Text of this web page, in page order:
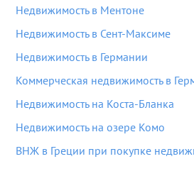
Недвижимость в Ментоне
Недвижимость в Сент-Максиме
Недвижимость в Германии
Коммерческая недвижимость в
Недвижимость на Коста-Бланка
Недвижимость на озере Комо
ВНЖ в Греции при покупке